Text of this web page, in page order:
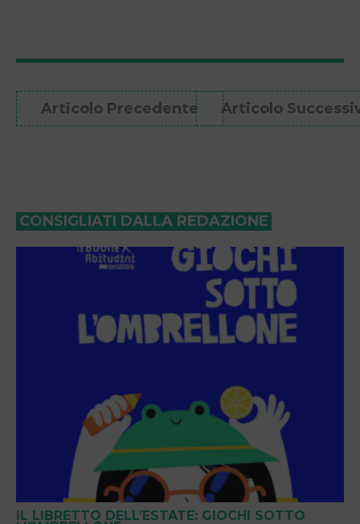
Articolo Precedente Articolo
CONSIGLIATI DALLA REDAZIONE
IL LIBRETTO DELL’ESTATE: GIOCHI SOTTO